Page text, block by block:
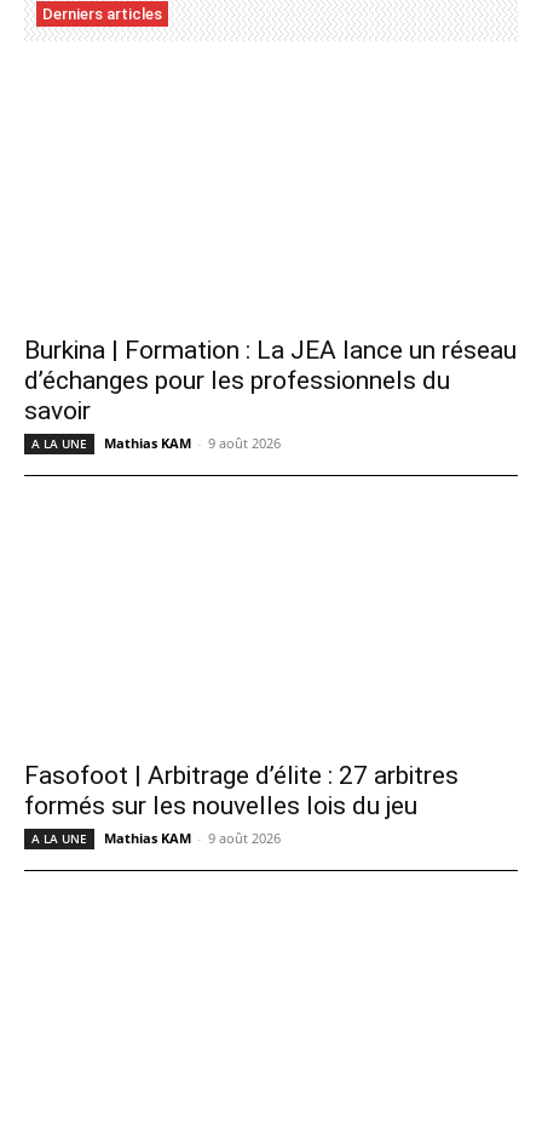
Derniers articles
Burkina | Formation : La JEA lance un réseau
d’échanges pour les professionnels du
savoir
A LA UNE Mathias KAM - 9 août 2026
Fasofoot | Arbitrage d’élite : 27 arbitres
formés sur les nouvelles lois du jeu
A LA UNE Mathias KAM - 9 août 2026